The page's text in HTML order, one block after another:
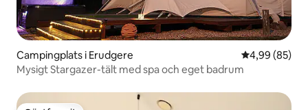
Campingplats i Erudgere 4,99 av 5 i
4,99 (85)
Mysigt Stargazer-tält med spa och eget badrum